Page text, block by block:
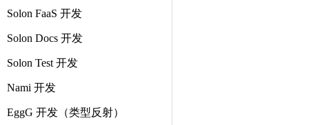
Solon FaaS 开发
Solon Docs 开发
Solon Test 开发
Nami 开发
EggG 开发（类型反射）